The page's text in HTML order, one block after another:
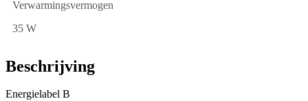
Verwarmingsvermogen
35 W
Beschrijving
Energielabel B